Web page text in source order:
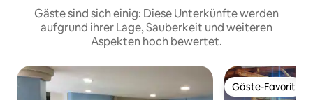
Gäste sind sich einig: Diese Unterkünfte werden
aufgrund ihrer Lage, Sauberkeit und weiteren
Aspekten hoch bewertet.
Gäste-Favorit
Gäste-Favorit